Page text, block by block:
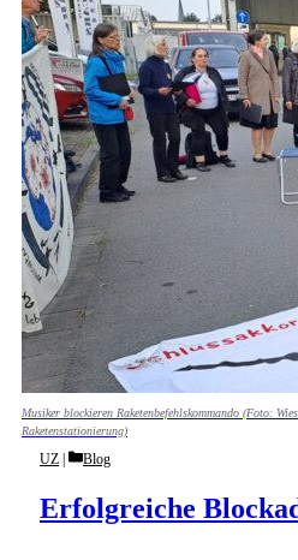
Musiker blockieren Raketenbefehlskommando (Foto:
Raketenstationierung)
Erfolgreiche
UZ Categories
Blog